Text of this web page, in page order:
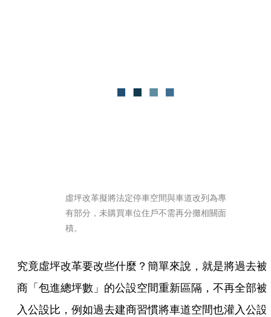
虛坪改革擬將法定停車空間與車道改列為專
有部分，未購買車位住戶不需再分攤相關面
積。
究竟虛坪改革要改些什麼？簡單來說，就是將過去被
商「包進總坪數」的公設空間重新區隔，不再全部被
入公設比，例如過去建商習慣將車道空間也灌入公設